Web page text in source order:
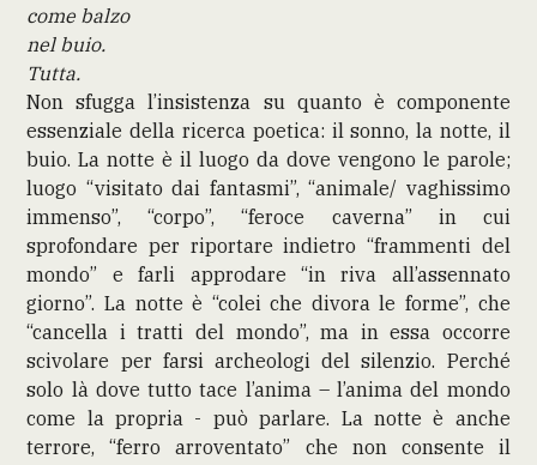
come balzo
nel buio.
Tutta.
Non sfugga l’insistenza su quanto è componente
essenziale della ricerca poetica: il sonno, la notte, il
buio. La notte è il luogo da dove vengono le parole;
luogo “visitato dai fantasmi”, “animale/ vaghissimo
immenso”, “corpo”, “feroce caverna” in cui
sprofondare per riportare indietro “frammenti del
mondo” e farli approdare “in riva all’assennato
giorno”. La notte è “colei che divora le forme”, che
“cancella i tratti del mondo”, ma in essa occorre
scivolare per farsi archeologi del silenzio. Perché
solo là dove tutto tace l’anima – l’anima del mondo
come la propria - può parlare. La notte è anche
terrore, “ferro arroventato” che non consente il